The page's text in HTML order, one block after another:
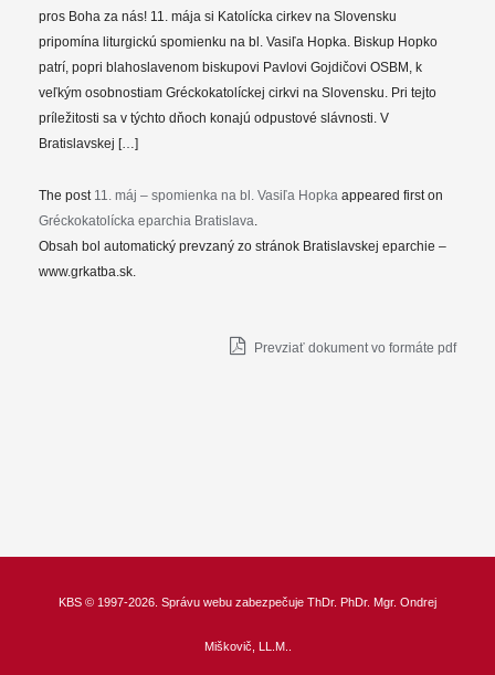
pros Boha za nás! 11. mája si Katolícka cirkev na Slovensku
pripomína liturgickú spomienku na bl. Vasiľa Hopka. Biskup Hopko
patrí, popri blahoslavenom biskupovi Pavlovi Gojdičovi OSBM, k
veľkým osobnostiam Gréckokatolíckej cirkvi na Slovensku. Pri tejto
príležitosti sa v týchto dňoch konajú odpustové slávnosti. V
Bratislavskej […]
The post 11. máj – spomienka na bl. Vasiľa Hopka appeared first on
Gréckokatolícka eparchia Bratislava.
Obsah bol automatický prevzaný zo stránok Bratislavskej eparchie –
www.grkatba.sk.
Prevziať dokument vo formáte pdf
KBS © 1997-2026. Správu webu zabezpečuje ThDr. PhDr. Mgr. Ondrej
Miškovič, LL.M.